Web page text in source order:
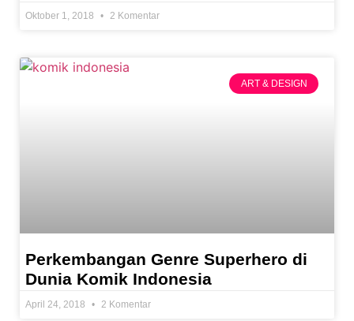
Oktober 1, 2018 2 Komentar
ART & DESIGN
Perkembangan Genre Superhero di
Dunia Komik Indonesia
April 24, 2018 2 Komentar